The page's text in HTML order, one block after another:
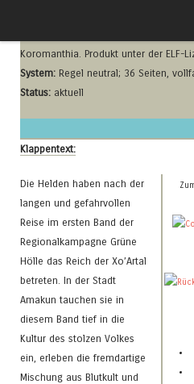
Koromanthia. Produkt unter der ELF-
System: Regel neutral; 36 Seiten,
Status: aktuell
Klappentext:
Die Helden haben nach der
langen und gefahrvollen
Reise im ersten Band der
Regionalkampagne Grüne
Hölle das Reich der Xo’Artal
betreten. In der Stadt
Amakun tauchen sie in
diesem Band tief in die
Kultur des stolzen Volkes
ein, erleben die fremdartige
Mischung aus Blutkult und